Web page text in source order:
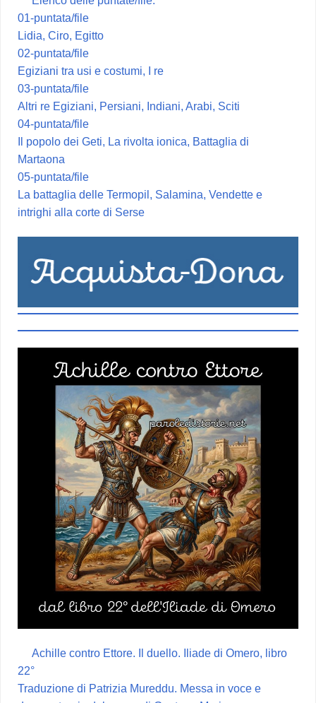
01-puntata/file
Lidia, Ciro, Egitto
02-puntata/file
Egiziani tra usi e costumi, I re
03-puntata/file
Altri re Egiziani, Persiani, Indiani, Arabi, Sciti
04-puntata/file
Il popolo dei Geti, La rivolta ionica, Battaglia di
Martaona
05-puntata/file
La battaglia delle Termopil, Salamina, Vendette e
intrighi alla corte di Serse
Achille contro Ettore. Il duello. Iliade di Omero, libro
22°
Traduzione di Patrizia Mureddu. Messa in voce e